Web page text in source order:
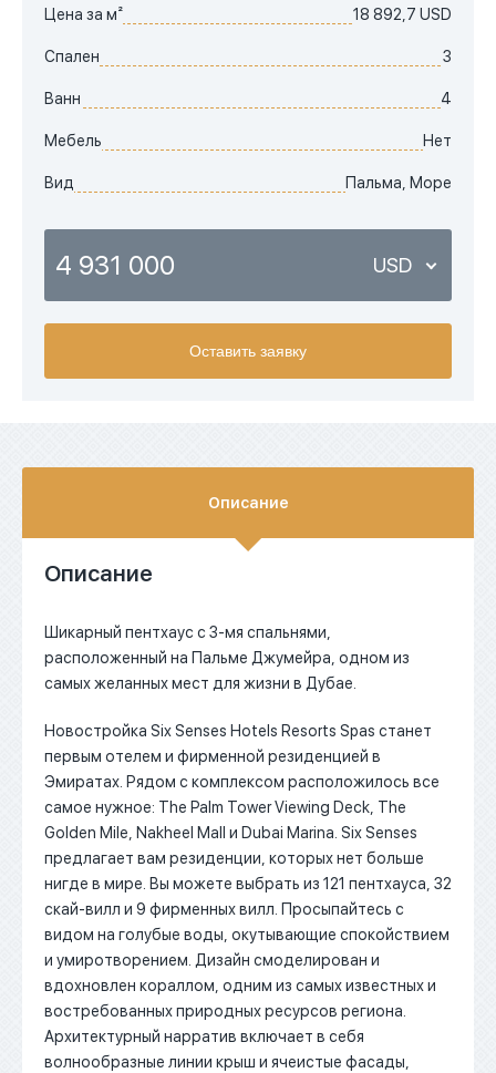
Цена за м² 18 892,7 USD
Спален 3
Ванн 4
Мебель Нет
Вид Пальма, Море
4 931 000 USD
Оставить заявку
Описание
Описание
Шикарный пентхаус с 3-мя спальнями,
расположенный на Пальме Джумейра, одном из
самых желанных мест для жизни в Дубае.
Новостройка Six Senses Hotels Resorts Spas станет
первым отелем и фирменной резиденцией в
Эмиратах. Рядом с комплексом расположилось все
самое нужное: The Palm Tower Viewing Deck, The
Golden Mile, Nakheel Mall и Dubai Marina. Six Senses
предлагает вам резиденции, которых нет больше
нигде в мире. Вы можете выбрать из 121 пентхауса, 32
скай-вилл и 9 фирменных вилл. Просыпайтесь с
видом на голубые воды, окутывающие спокойствием
и умиротворением. Дизайн смоделирован и
вдохновлен кораллом, одним из самых известных и
востребованных природных ресурсов региона.
Архитектурный нарратив включает в себя
волнообразные линии крыш и ячеистые фасады,